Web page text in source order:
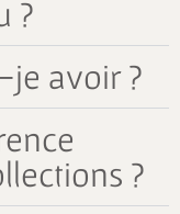
?
je avoir ?
?